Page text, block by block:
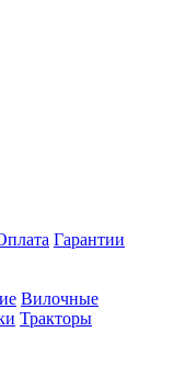
Гарантии
Вилочные
Тракторы